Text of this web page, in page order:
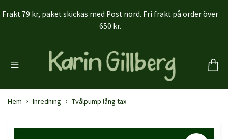
Frakt 79 kr, paket skickas med Post nord. Fri frakt på order över
650 kr.
Hem Inredning Tvålpump lång tax